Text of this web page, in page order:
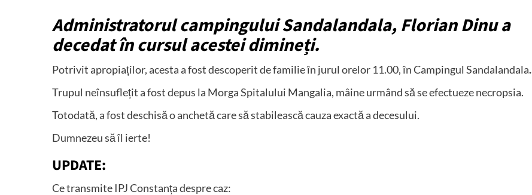
Administratorul campingului Sandalandala, Florian Dinu a
decedat în cursul acestei dimineți.
Potrivit apropiaților, acesta a fost descoperit de familie în jurul orelor 11.00, în Campingul Sandalandala.
Trupul neînsuflețit a fost depus la Morga Spitalului Mangalia, mâine urmând să se efectueze necropsia.
Totodată, a fost deschisă o anchetă care să stabilească cauza exactă a decesului.
Dumnezeu să îl ierte!
UPDATE:
Ce transmite IPJ Constanța despre caz: